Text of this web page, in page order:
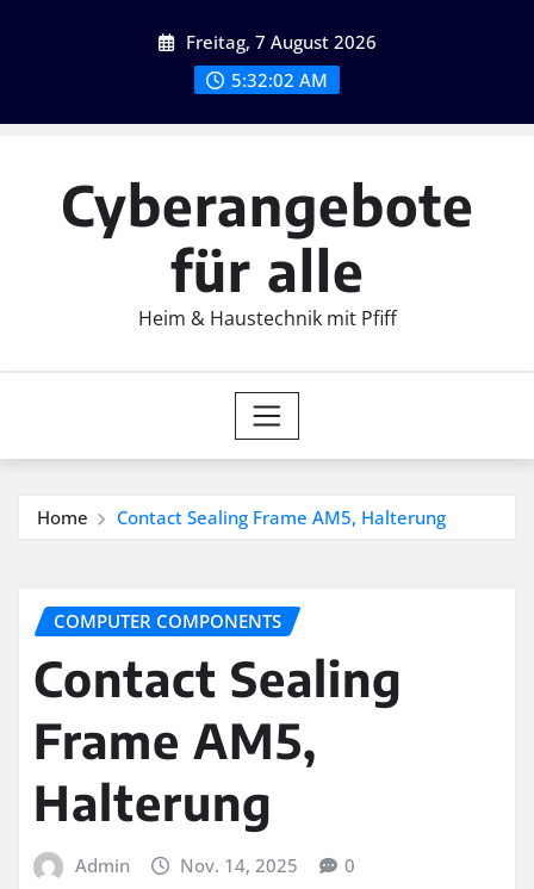
Freitag, 7 August 2026
5:32:03 AM
Cyberangebote
für alle
Heim & Haustechnik mit Pfiff
Home Contact Sealing Frame AM5, Halterung
COMPUTER COMPONENTS
Contact Sealing
Frame AM5,
Halterung
Admin Nov. 14, 2025 0